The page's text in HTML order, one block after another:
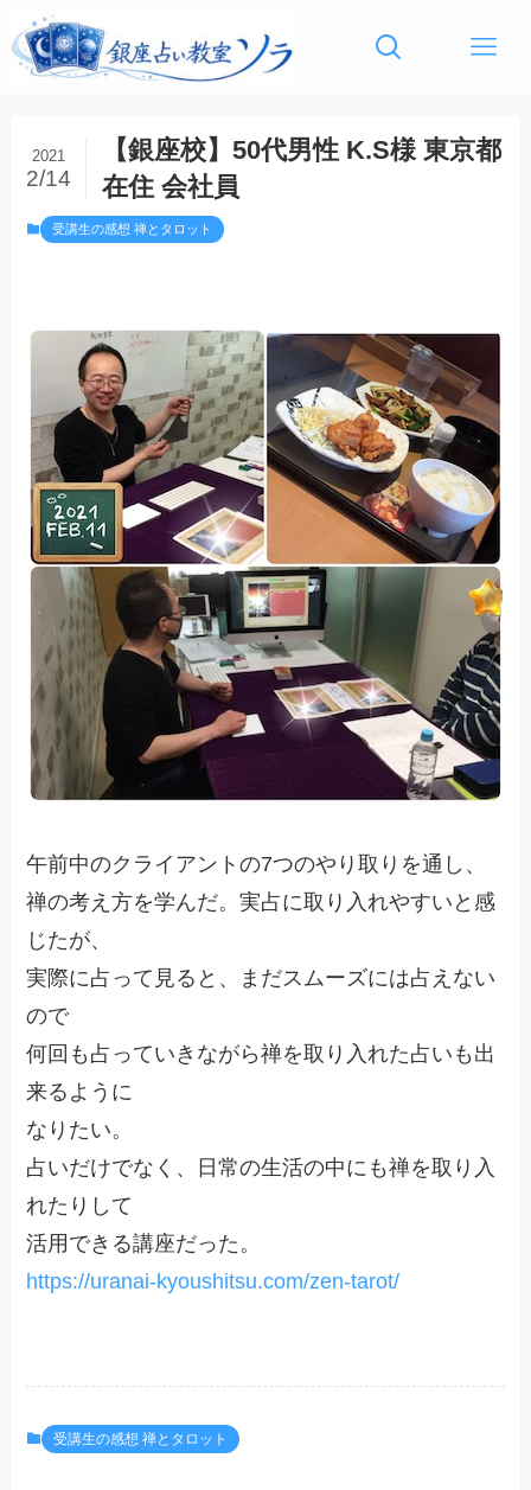
【銀座校】50代男性 K.S様 東京都
在住 会社員
2021
2/14
受講生の感想 禅とタロット
午前中のクライアントの7つのやり取りを通し、
禅の考え方を学んだ。実占に取り入れやすいと感
じたが、
実際に占って見ると、まだスムーズには占えない
ので
何回も占っていきながら禅を取り入れた占いも出
来るように
なりたい。
占いだけでなく、日常の生活の中にも禅を取り入
れたりして
活用できる講座だった。
https://uranai-kyoushitsu.com/zen-tarot/
受講生の感想 禅とタロット